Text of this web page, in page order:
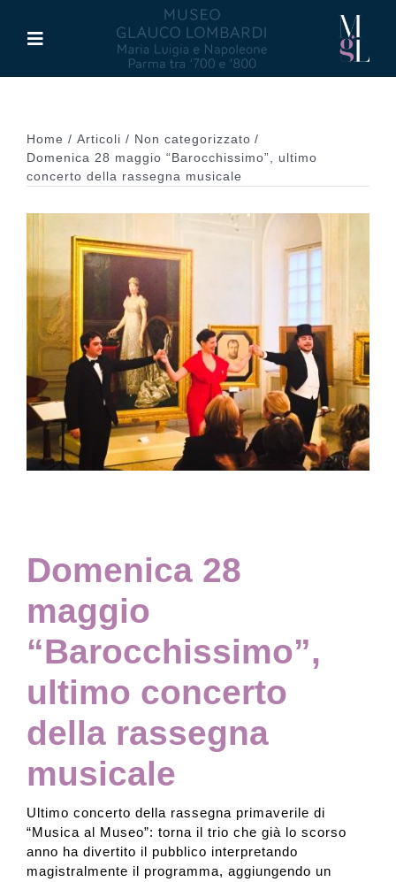
contenuto
Toggle
Maria Luigia d’Asburgo
Glauco Lombardi
Palazzo di Riserva
Attività
Pubblicazioni
Collezione
Accessibilità
Dona
Cerca
English
Home Articoli
Non categorizzato
Domenica 28 maggio “Barocchissimo”, ultimo
concerto della rassegna musicale
Domenica 28
maggio
“Barocchissimo”,
ultimo concerto
della rassegna
musicale
Ultimo concerto della rassegna primaverile di
“Musica al Museo”: torna il trio che già lo scorso
anno ha divertito il pubblico interpretando
magistralmente il programma, aggiungendo un